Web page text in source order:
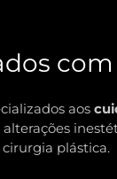
aos
plástica.